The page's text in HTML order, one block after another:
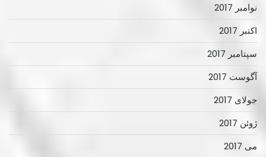
نوامبر 2017
اکتبر 2017
سپتامبر 2017
آگوست 2017
جولای 2017
ژوئن 2017
می 2017